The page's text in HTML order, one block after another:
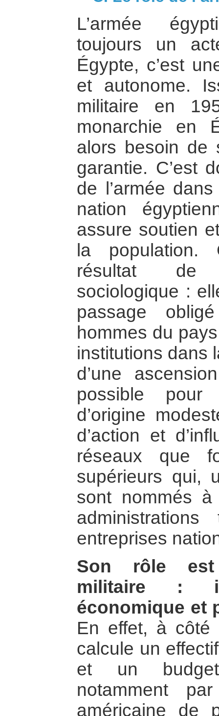
L’armée
toujours un
Égypte, c’est
et autonome.
militaire en
monarchie en
alors besoin de
garantie. C’est
de l’armée
nation
assure soutien
la population.
résultat de
sociologique :
passage
hommes du
institutions dans
d’une
possible
d’origine
d’action et
réseaux que
supérieurs qui,
sont nommés
entreprises
Son rôle
militaire :
économique et
En effet, à côté
calcule un
et un
notamment
américaine de